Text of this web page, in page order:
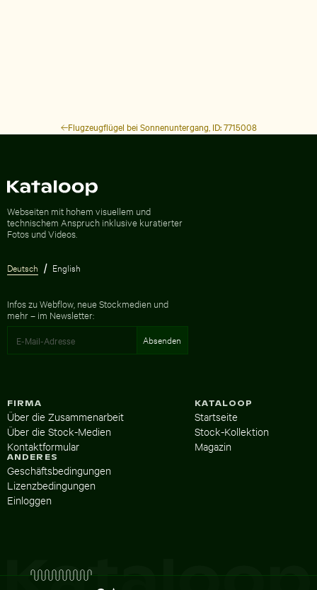
Flugzeugflügel bei Sonnenuntergang, ID: 7715008
Webseiten mit hohem visuellem und
technischem Anspruch inklusive kuratierter
Fotos und Videos.
Deutsch English
Infos zu Webflow, neue Stockmedien und
mehr – im Newsletter:
KATALOOP
Startseite
Stock-Kollektion
Magazin
FIRMA
Über die Zusammenarbeit
Über die Stock-Medien
Kontaktformular
ANDERES
Geschäftsbedingungen
Lizenzbedingungen
Einloggen